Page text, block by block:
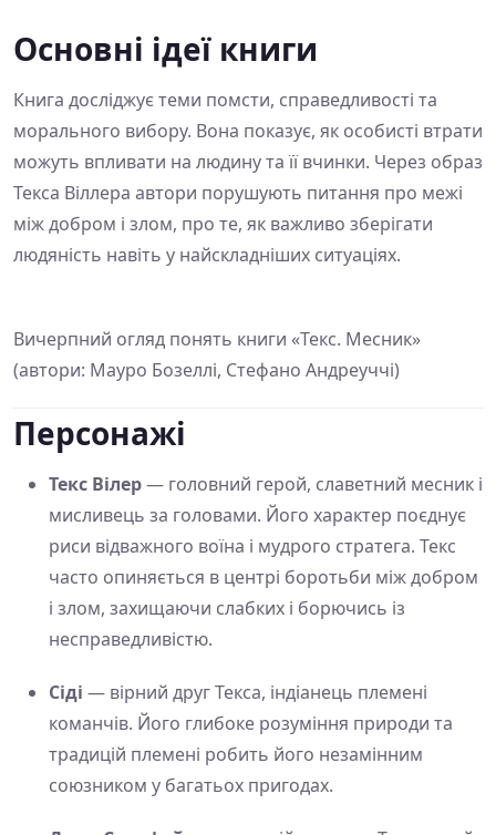
Основні ідеї книги
Книга досліджує теми помсти, справедливості та
морального вибору. Вона показує, як особисті втрати
можуть впливати на людину та її вчинки. Через образ
Текса Віллера автори порушують питання про межі
між добром і злом, про те, як важливо зберігати
людяність навіть у найскладніших ситуаціях.
Вичерпний огляд понять книги «Текс. Месник»
(автори: Мауро Бозеллі, Стефано Андреуччі)
Персонажі
Текс Вілер— головний герой, славетний месник і
мисливець за головами. Його характер поєднує
риси відважного воїна і мудрого стратега. Текс
часто опиняється в центрі боротьби між добром
і злом, захищаючи слабких і борючись із
несправедливістю.
Сіді — вірний друг Текса, індіанець племені
команчів. Його глибоке розуміння природи та
традицій племені робить його незамінним
союзником у багатьох пригодах.